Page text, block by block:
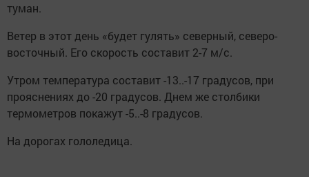
туман.
Ветер в этот день «будет гулять» северный, северо-
восточный. Его скорость составит 2-7 м/с.
Утром температура составит -13..-17 градусов, при
прояснениях до -20 градусов. Днем же столбики
термометров покажут -5..-8 градусов.
На дорогах гололедица.